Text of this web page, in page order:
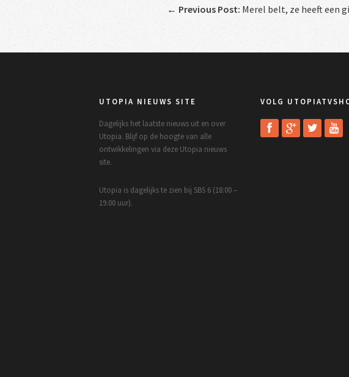
← Previous Post: Merel belt, ze heeft een
UTOPIA NIEUWS SITE
Dagelijks het laatste nieuws uit en over
Utopia. Blijf op de hoogte van alle
ontwikkelingen via deze Utopia nieuws
site.
Utopia is dagelijks te zien bij SBS 6 (18:00 –
19:00 uur).
VOLG